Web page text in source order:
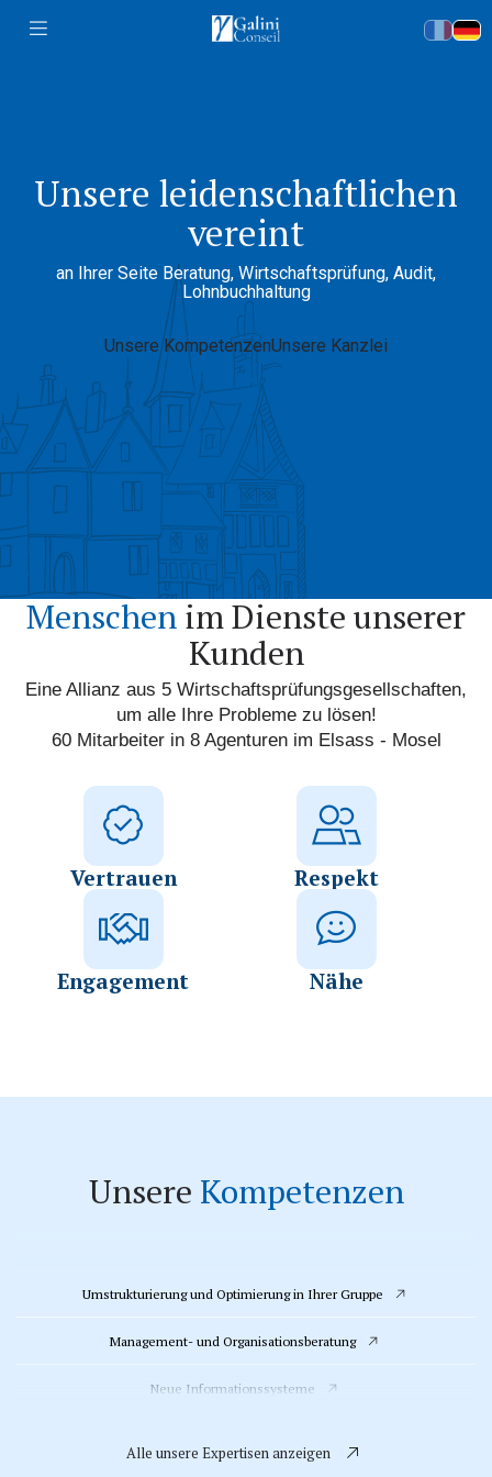
Unsere leidenschaftlichen
vereint
Experten
in Aktion
engagiert
an Ihrer Seite Beratung, Wirtschaftsprüfung, Audit,
Lohnbuchhaltung
Unsere KompetenzenUnsere Kanzlei
Menschen im Dienste unserer
Kunden
Eine Allianz aus 5 Wirtschaftsprüfungsgesellschaften,
um alle Ihre Probleme zu lösen!
60 Mitarbeiter in 8 Agenturen im Elsass - Mosel
Vertrauen Respekt
Engagement Nähe
Unsere Kompetenzen
Umstrukturierung und Optimierung in Ihrer Gruppe
Management- und Organisationsberatung
Neue Informationssysteme
Alle unsere Expertisen anzeigen